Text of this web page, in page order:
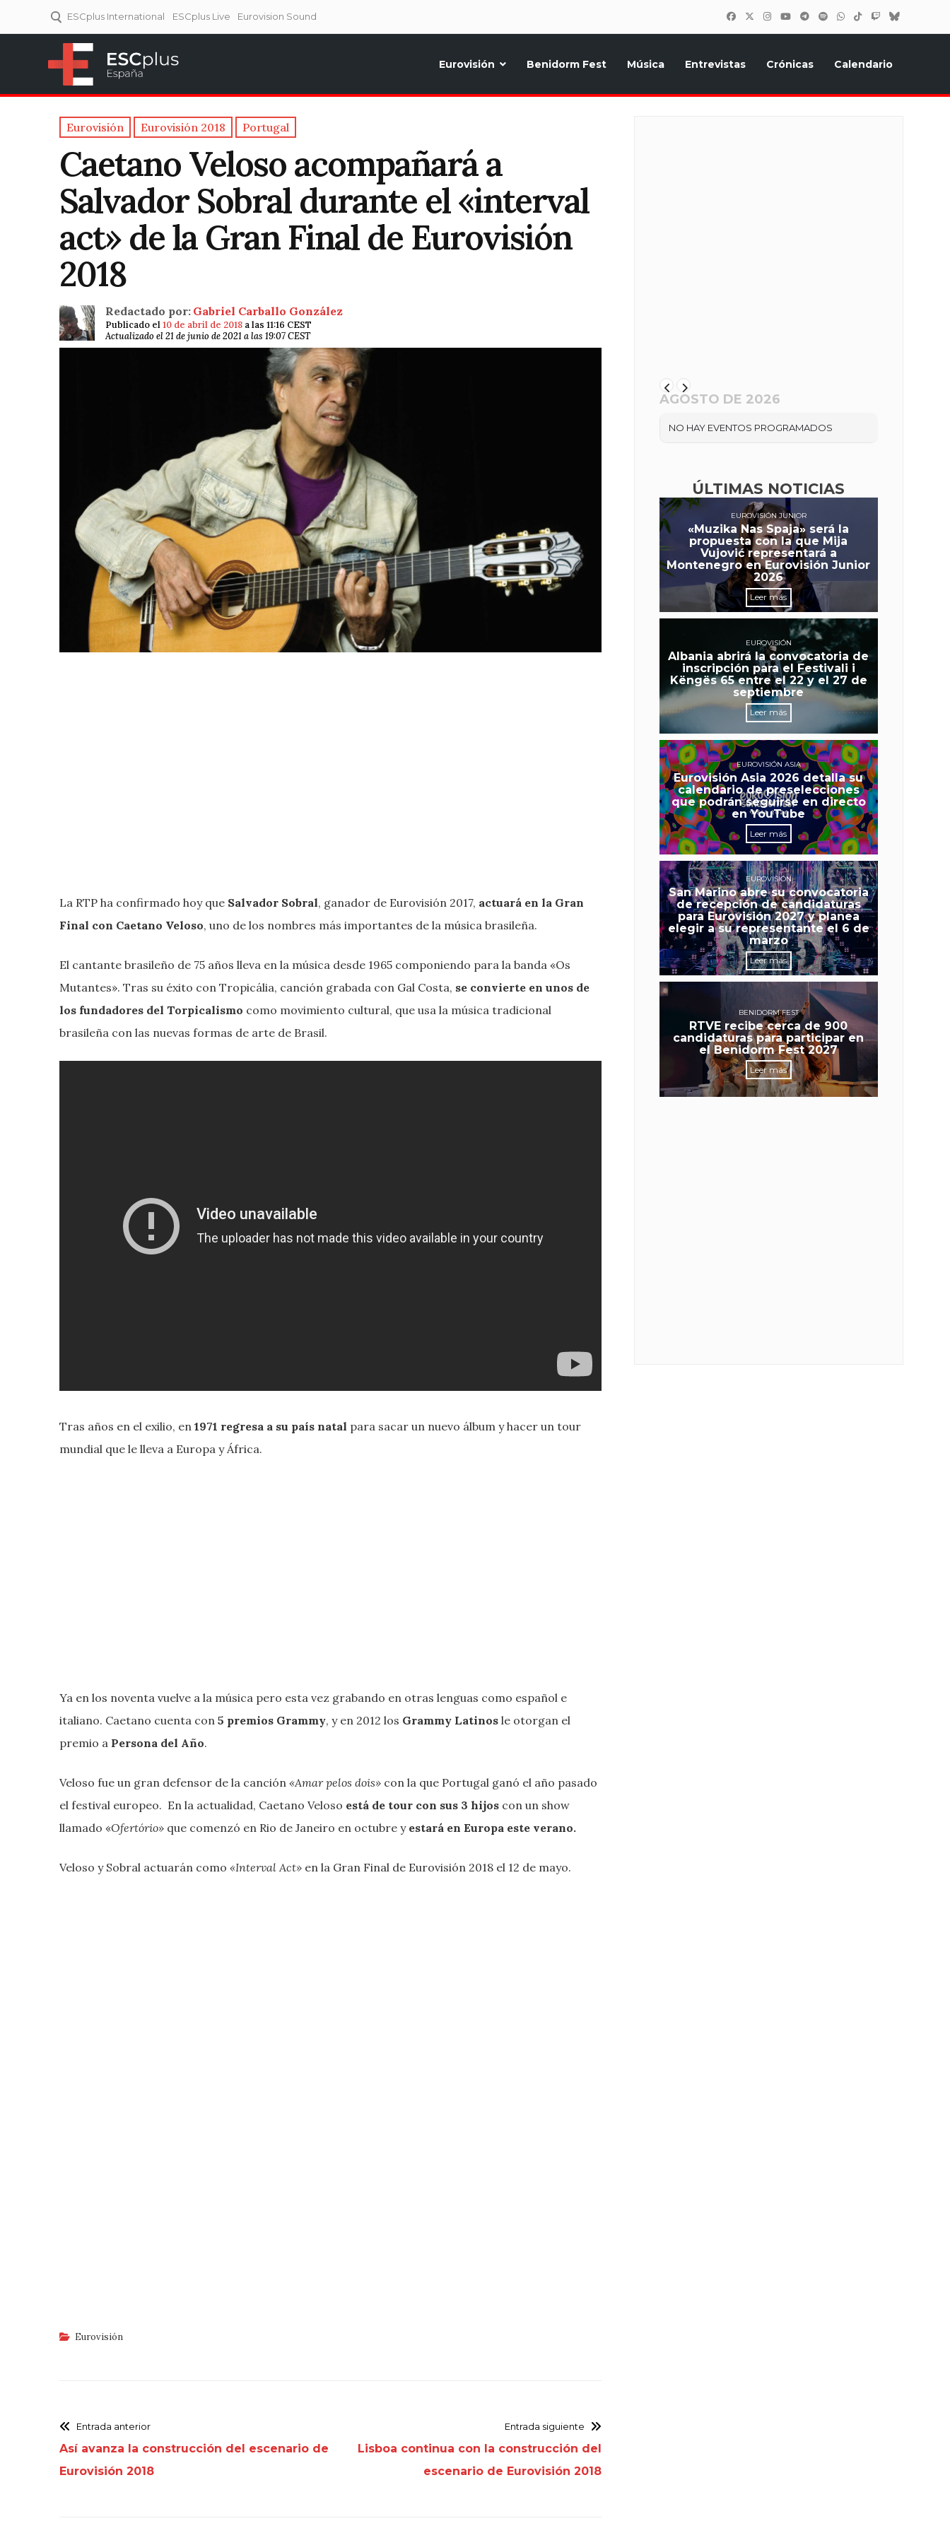
ESCplus International ESCplus Live Eurovision Sound
Eurovisión Benidorm Fest Música Entrevistas Crónicas Calendario
Eurovisión Eurovisión 2018 Portugal
Caetano Veloso acompañará a
Salvador Sobral durante el «interval
act» de la Gran Final de Eurovisión
2018
Redactado por: Gabriel Carballo González
Publicado el10 de abril de 2018 a las 11:16 CEST
Actualizado el 21 de junio de 2021 a las 19:07 CEST
La RTP ha confirmado hoy que Salvador Sobral, ganador de Eurovisión 2017, actuará en la Gran
Final con Caetano Veloso, uno de los nombres más importantes de la música brasileña.
El cantante brasileño de 75 años lleva en la música desde 1965 componiendo para la banda «Os
Mutantes». Tras su éxito con Tropicália, canción grabada con Gal Costa, se convierte en unos de
los fundadores del Torpicalismo como movimiento cultural, que usa la música tradicional
brasileña con las nuevas formas de arte de Brasil.
Tras años en el exilio, en 1971 regresa a su país natal para sacar un nuevo álbum y hacer un tour
mundial que le lleva a Europa y África.
Ya en los noventa vuelve a la música pero esta vez grabando en otras lenguas como español e
italiano. Caetano cuenta con 5 premios Grammy, y en 2012 los Grammy Latinos le otorgan el
premio a Persona del Año.
Veloso fue un gran defensor de la canción «Amar pelos dois» con la que Portugal ganó el año pasado
el festival europeo. En la actualidad, Caetano Veloso está de tour con sus 3 hijos con un show
llamado «Ofertório» que comenzó en Rio de Janeiro en octubre y estará en Europa este verano.
Veloso y Sobral actuarán como «Interval Act» en la Gran Final de Eurovisión 2018 el 12 de mayo.
Eurovisión
Entrada anterior
Así avanza la construcción del escenario de
Eurovisión 2018
Entrada siguiente
Lisboa continua con la construcción del
escenario de Eurovisión 2018
AGOSTO DE 2026
NO HAY EVENTOS PROGRAMADOS
ÚLTIMAS NOTICIAS
EUROVISIÓN JUNIOR
«Muzika Nas Spaja» será la
propuesta con la que Mija
Vujović representará a
Montenegro en Eurovisión Junior
2026
Leer más
EUROVISIÓN
Albania abrirá la convocatoria de
inscripción para el Festivali i
Këngës 65 entre el 22 y el 27 de
septiembre
Leer más
EUROVISIÓN ASIA
Eurovisión Asia 2026 detalla su
calendario de preselecciones
que podrán seguirse en directo
en YouTube
Leer más
EUROVISIÓN
San Marino abre su convocatoria
de recepción de candidaturas
para Eurovisión 2027 y planea
elegir a su representante el 6 de
marzo
Leer más
BENIDORM FEST
RTVE recibe cerca de 900
candidaturas para participar en
el Benidorm Fest 2027
Leer más